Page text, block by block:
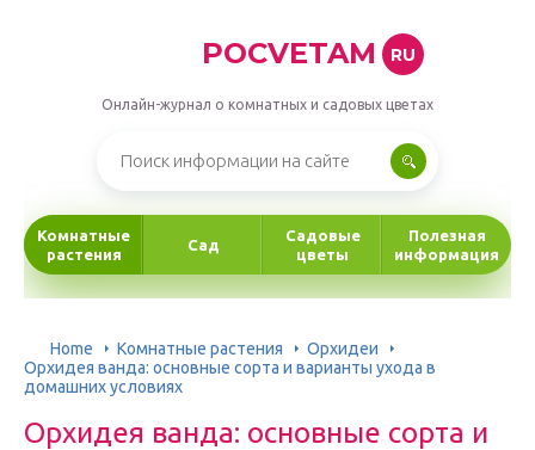
POCVETAM RU
Онлайн-журнал о комнатных и садовых цветах
Комнатные
растения
Сад
Садовые
цветы
Полезная
информация
Home Комнатные растения
Орхидеи
Орхидея ванда: основные сорта и варианты ухода в
домашних условиях
Орхидея ванда: основные сорта и